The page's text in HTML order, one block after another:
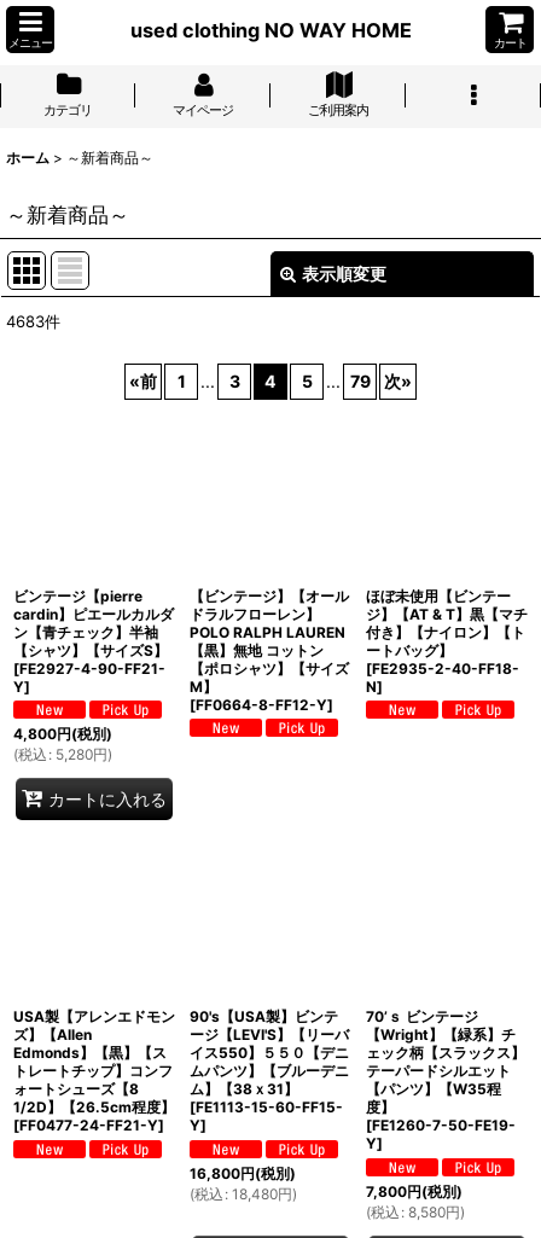
メニュー
used clothing NO WAY HOME
カート
カテゴリ マイページ ご利用案内
ホーム > ～新着商品～
～新着商品～
表示順変更
4683件
«前 1 ... 3 4 5 ... 79 次»
ビンテージ【pierre
cardin】ピエールカルダ
ン【青チェック】半袖
【シャツ】【サイズS】
[FE2927-4-90-FF21-
Y]
4,800円(税別)
(税込 : 5,280円)
カートに入れる
【ビンテージ】【オール
ドラルフローレン】
POLO RALPH LAUREN
【黒】無地 コットン
【ポロシャツ】【サイズ
M】
[FF0664-8-FF12-Y]
ほぼ未使用【ビンテー
ジ】【AT & T】黒【マチ
付き】【ナイロン】【ト
ートバッグ】
[FE2935-2-40-FF18-
N]
USA製【アレンエドモン
ズ】【Allen
Edmonds】【黒】【ス
トレートチップ】コンフ
ォートシューズ【8
1/2D】【26.5cm程度】
[FF0477-24-FF21-Y]
90's【USA製】ビンテ
ージ【LEVI'S】【リーバ
イス550】５５０【デニ
ムパンツ】【ブルーデニ
ム】【38ｘ31】
[FE1113-15-60-FF15-
Y]
16,800円(税別)
(税込 : 18,480円)
70’ｓ ビンテージ
【Wright】【緑系】チ
ェック柄【スラックス】
テーパードシルエット
【パンツ】【W35程
度】
[FE1260-7-50-FE19-
Y]
7,800円(税別)
(税込 : 8,580円)